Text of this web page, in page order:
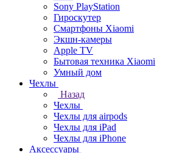
Sony PlayStation
Гироскутер
Смартфоны Xiaomi
Экшн-камеры
Apple TV
Бытовая техника Xiaomi
Умный дом
Чехлы
Назад
Чехлы
Чехлы для airpods
Чехлы для iPad
Чехлы для iPhone
Аксессуары